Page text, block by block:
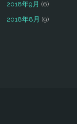
2018年9月 (6)
2018年8月 (9)